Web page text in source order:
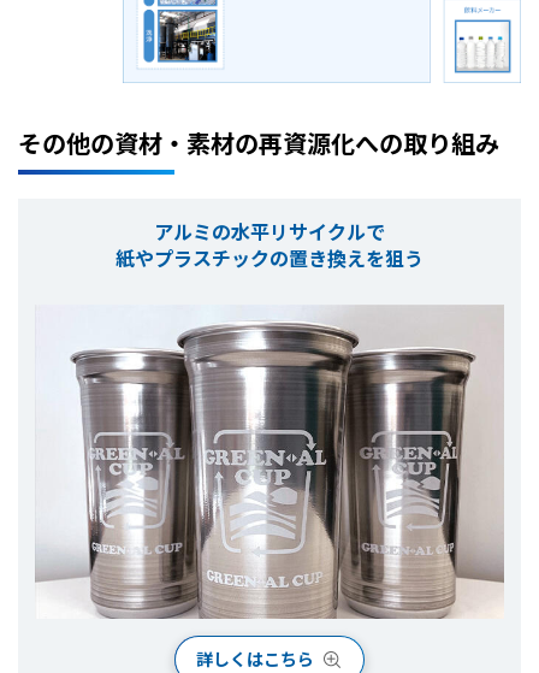
その他の資材・素材の再資源化への取り組み
アルミの水平リサイクルで
紙やプラスチックの置き換えを狙う
詳しくはこちら